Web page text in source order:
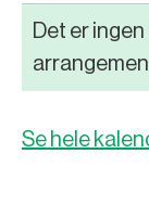
Det er
Se hele